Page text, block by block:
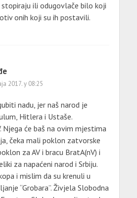
ili odugovlače bilo koji
onih koji su ih postavili.
2017. у 08:25
nadu, jer naš narod je
Hitlera i Ustaše.
Njega će baš na ovim mjestima
čeka mali poklon zatvorske
za AV i bracu BratA(nV) i
za napaćeni narod i Srbiju.
i mislim da su krenuli u
“Grobara”. Živjela Slobodna